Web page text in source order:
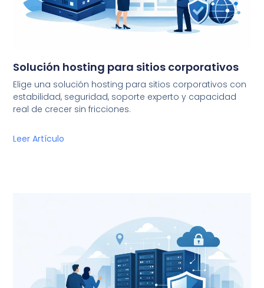
Solución hosting para sitios corporativos
Elige una solución hosting para sitios corporativos con
estabilidad, seguridad, soporte experto y capacidad
real de crecer sin fricciones.
Leer Artículo